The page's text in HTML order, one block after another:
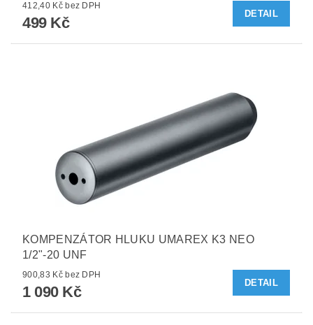
412,40 Kč bez DPH
499 Kč
DETAIL
KOMPENZÁTOR HLUKU UMAREX K3 NEO
1/2"-20 UNF
900,83 Kč bez DPH
1 090 Kč
DETAIL